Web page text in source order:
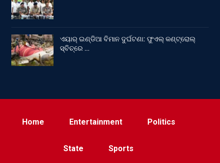
ଏୟାର୍ ଇଣ୍ଡିଆ ବିମାନ ଦୁର୍ଘଟଣା: ଫୁଏଲ୍‌ କଣ୍ଟ୍ରୋଲ୍‌
ସ୍ବିଚ୍‌ରେ …
Home Entertainment Politics
State Sports